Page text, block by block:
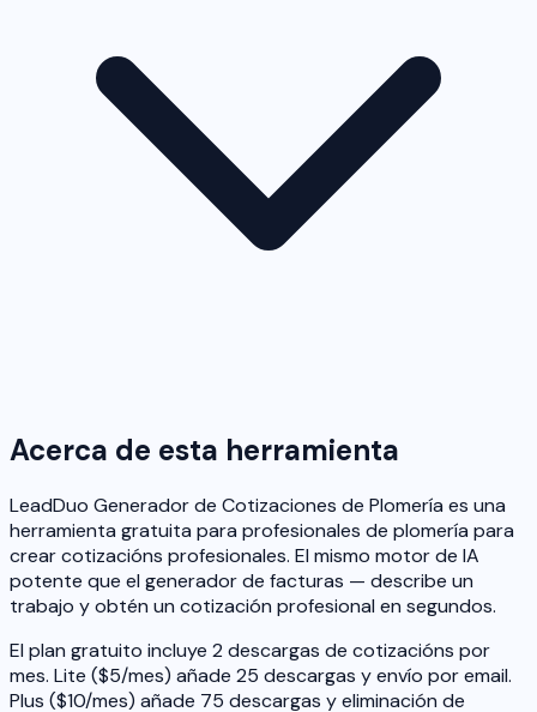
Acerca de esta herramienta
LeadDuo Generador de Cotizaciones de Plomería es una
herramienta gratuita para profesionales de plomería para
crear cotizacións profesionales. El mismo motor de IA
potente que el generador de facturas — describe un
trabajo y obtén un cotización profesional en segundos.
El plan gratuito incluye 2 descargas de cotizacións por
mes. Lite ($5/mes) añade 25 descargas y envío por email.
Plus ($10/mes) añade 75 descargas y eliminación de